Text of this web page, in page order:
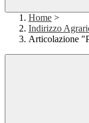
Home >
Indirizzo
Articolazione